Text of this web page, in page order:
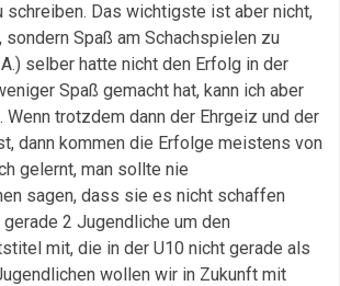
schreiben. Das wichtigste ist aber nicht,
Spaß am Schachspielen zu
selber hatte nicht den Erfolg in der
Spaß gemacht hat, kann ich aber
Wenn trotzdem dann der Ehrgeiz und der
dann kommen die Erfolge meistens von
gelernt, man sollte nie
sagen, dass sie es nicht schaffen
2 Jugendliche um den
mit, die in der U10 nicht gerade als
wollen wir in Zukunft mit